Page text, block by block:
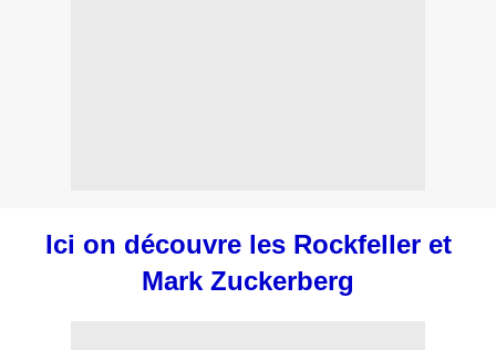
Ici on découvre les Rockfeller et
Mark Zuckerberg